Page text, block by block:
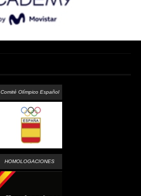
Comité Olímpico Español
HOMOLOGACIONES